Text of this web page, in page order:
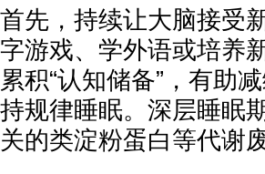
首先，持续让大脑接受
字游戏、学外语或培养
累积“认知储备”，有助
持规律睡眠。深层睡眠
关的类淀粉蛋白等代谢废